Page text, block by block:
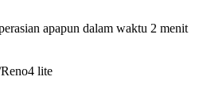
apapun dalam waktu 2 menit
lite